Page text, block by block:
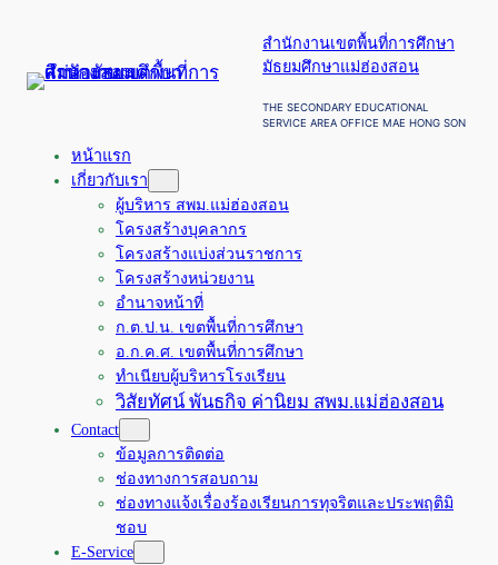
สำนักงานเขตพื้นที่การศึกษา
มัธยมศึกษาแม่ฮ่องสอน
THE SECONDARY EDUCATIONAL
SERVICE AREA OFFICE MAE HONG SON
หน้าแรก
เกี่ยวกับเรา
ผู้บริหาร สพม.แม่ฮ่องสอน
โครงสร้างบุคลากร
โครงสร้างแบ่งส่วนราชการ
โครงสร้างหน่วยงาน
อำนาจหน้าที่
ก.ต.ป.น. เขตพื้นที่การศึกษา
อ.ก.ค.ศ. เขตพื้นที่การศึกษา
ทำเนียบผู้บริหารโรงเรียน
วิสัยทัศน์ พันธกิจ ค่านิยม สพม.แม่ฮ่องสอน
Contact
ข้อมูลการติดต่อ
ช่องทางการสอบถาม
ช่องทางแจ้งเรื่องร้องเรียนการทุจริตและประพฤติมิ
ชอบ
E-Service